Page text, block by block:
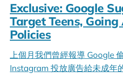
Exclusive: Google
Target Teens,
Policies
上個月我們曾經報導 Google
Instagram 投放廣告給未成年